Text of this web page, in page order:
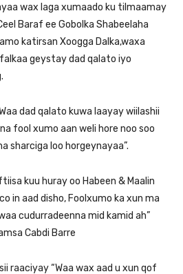
wax laga xumaado ku tilmaamay
Baraf ee Gobolka Shabeelaha
katirsan Xoogga Dalka,waxa
geystay dad qalato iyo
dad qalato kuwa laayay wiilashii
fool xumo aan weli hore noo soo
sharciga loo horgeynayaa”.
kuu huray oo Habeen & Maalin
in aad disho, Foolxumo ka xun ma
cudurradeenna mid kamid ah”
Cabdi Barre
raaciyay “Waa wax aad u xun qof